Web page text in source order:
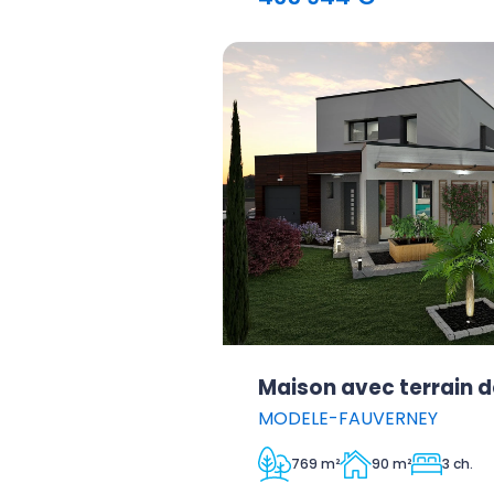
Maison avec terrain
MODELE-FAUVERNEY
769 m² 90 m² 3 ch.